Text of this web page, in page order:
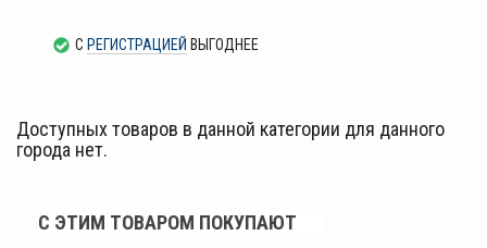
С РЕГИСТРАЦИЕЙ ВЫГОДНЕЕ
Доступных товаров в данной категории для данного
города нет.
С ЭТИМ ТОВАРОМ ПОКУПАЮТ